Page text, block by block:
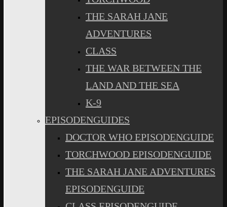
THE SARAH JANE
ADVENTURES
CLASS
THE WAR BETWEEN THE
LAND AND THE SEA
K-9
EPISODENGUIDES
DOCTOR WHO EPISODENGUIDE
TORCHWOOD EPISODENGUIDE
THE SARAH JANE ADVENTURES
EPISODENGUIDE